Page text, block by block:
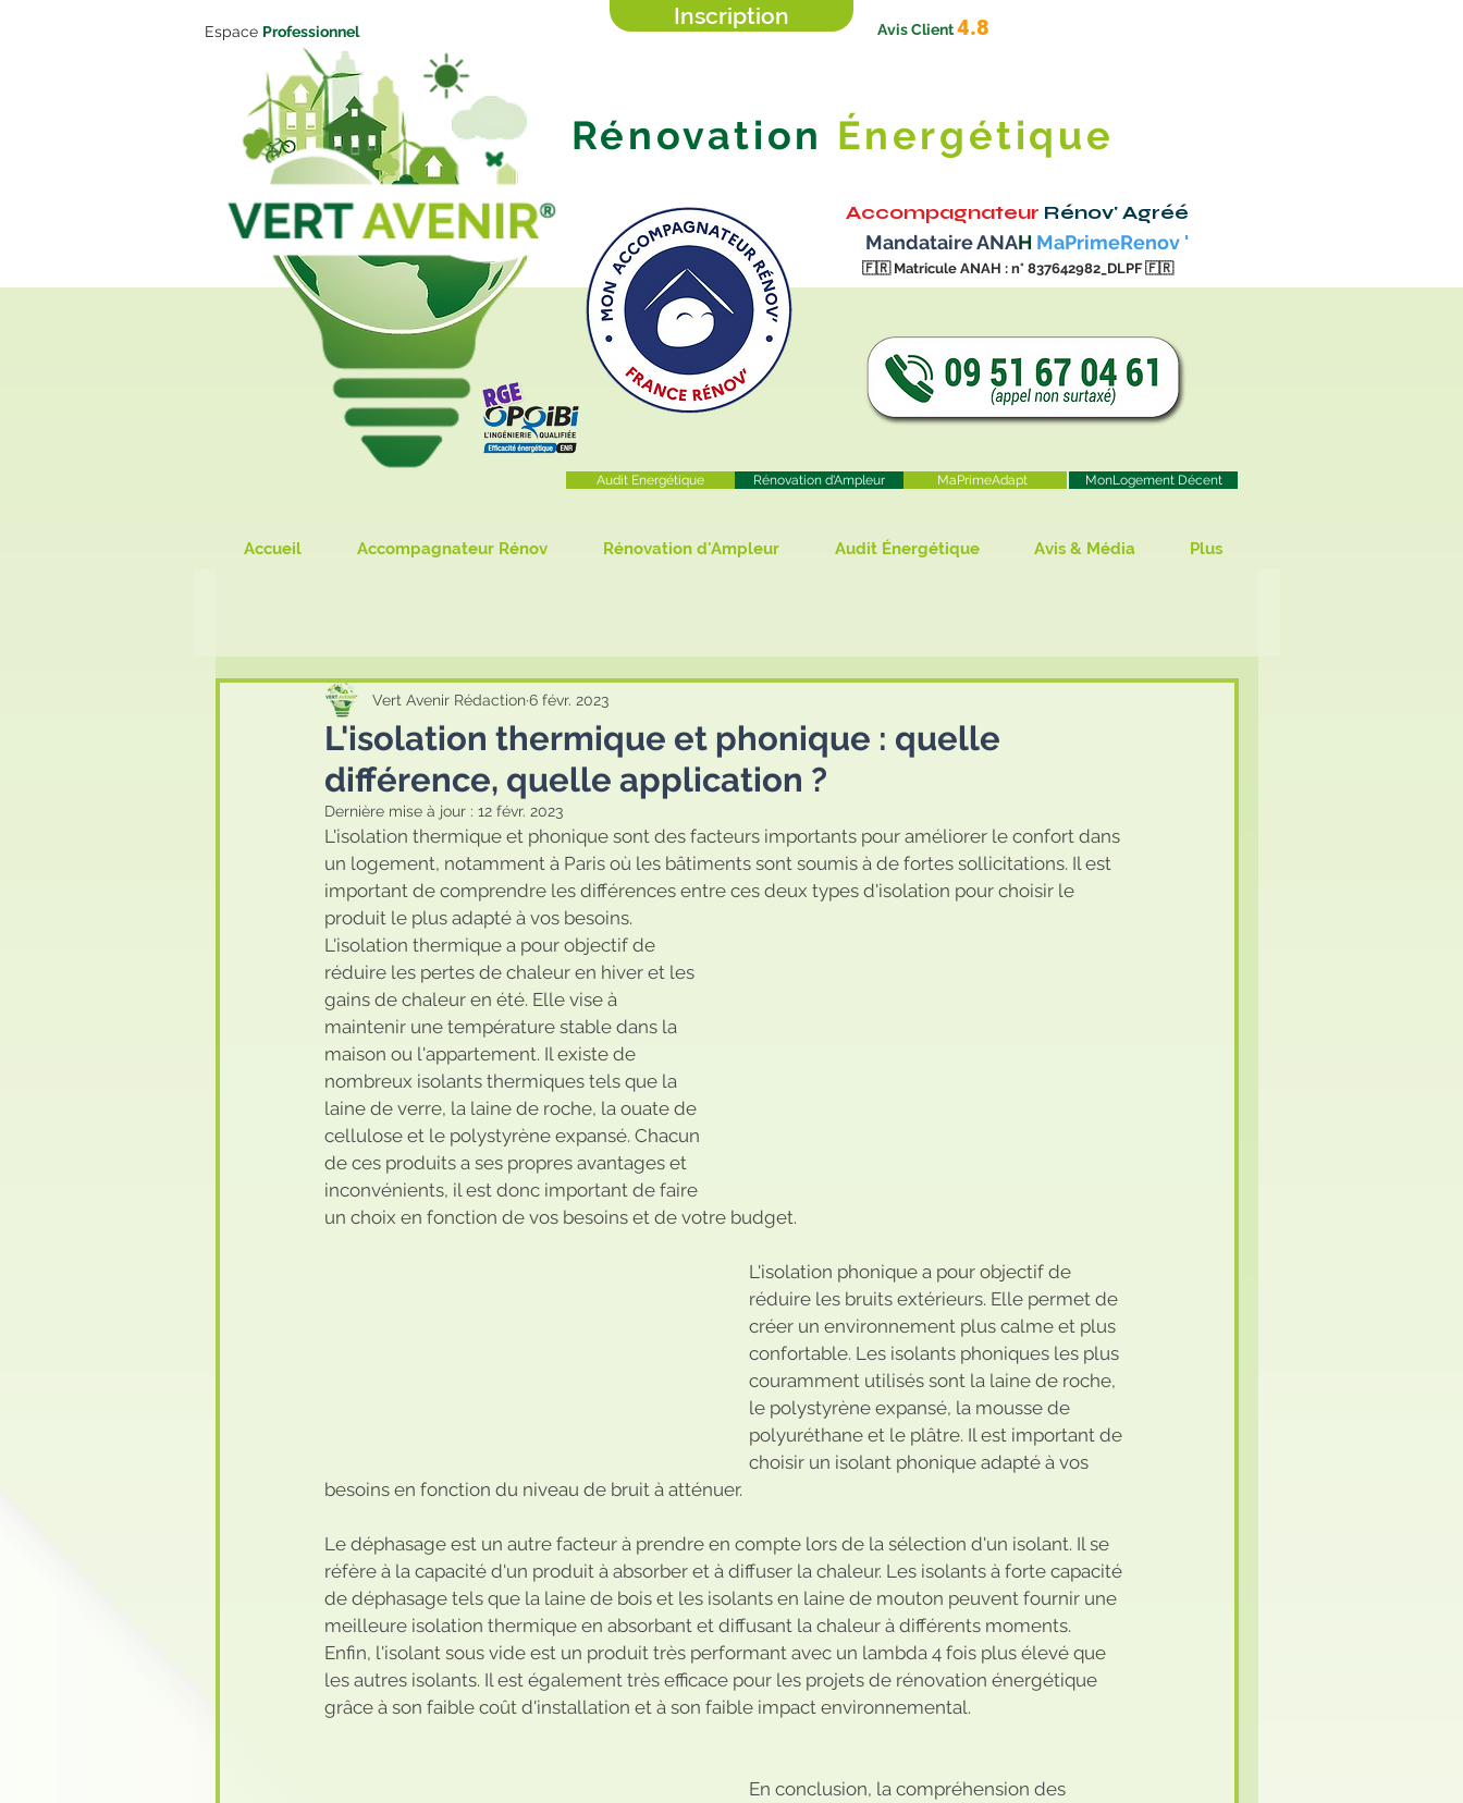
Inscription
Espace Professionnel Avis Client4.8
Rénovation Énergétique
Accompagnateur Rénov' Agréé
Mandataire ANAH MaPrimeRenov '
🇫🇷Matricule ANAH : n° 837642982_DLPF🇫🇷
Audit Energétique MaPrimeAdapt
Rénovation d'Ampleur MonLogement Décent
Accueil Accompagnateur Rénov Rénovation d'Ampleur Audit Énergétique Avis & Média Plus
L'isolation thermique et phonique : quelle
différence, quelle application ?
Vert Avenir Rédaction6 févr. 2023
Dernière mise à jour : 12 févr. 2023
L'isolation thermique et phonique sont des facteurs importants pour améliorer le confort dans
un logement, notamment à Paris où les bâtiments sont soumis à de fortes sollicitations. Il est
important de comprendre les différences entre ces deux types d'isolation pour choisir le
produit le plus adapté à vos besoins.
L'isolation thermique a pour objectif de
réduire les pertes de chaleur en hiver et les
gains de chaleur en été. Elle vise à
maintenir une température stable dans la
maison ou l'appartement. Il existe de
nombreux isolants thermiques tels que la
laine de verre, la laine de roche, la ouate de
cellulose et le polystyrène expansé. Chacun
de ces produits a ses propres avantages et
inconvénients, il est donc important de faire
un choix en fonction de vos besoins et de votre budget.
L'isolation phonique a pour objectif de
réduire les bruits extérieurs. Elle permet de
créer un environnement plus calme et plus
confortable. Les isolants phoniques les plus
couramment utilisés sont la laine de roche,
le polystyrène expansé, la mousse de
polyuréthane et le plâtre. Il est important de
choisir un isolant phonique adapté à vos
besoins en fonction du niveau de bruit à atténuer.
Le déphasage est un autre facteur à prendre en compte lors de la sélection d'un isolant. Il se
réfère à la capacité d'un produit à absorber et à diffuser la chaleur. Les isolants à forte capacité
de déphasage tels que la laine de bois et les isolants en laine de mouton peuvent fournir une
meilleure isolation thermique en absorbant et diffusant la chaleur à différents moments.
Enfin, l'isolant sous vide est un produit très performant avec un lambda 4 fois plus élevé que
les autres isolants. Il est également très efficace pour les projets de rénovation énergétique
grâce à son faible coût d'installation et à son faible impact environnemental.
En conclusion, la compréhension des